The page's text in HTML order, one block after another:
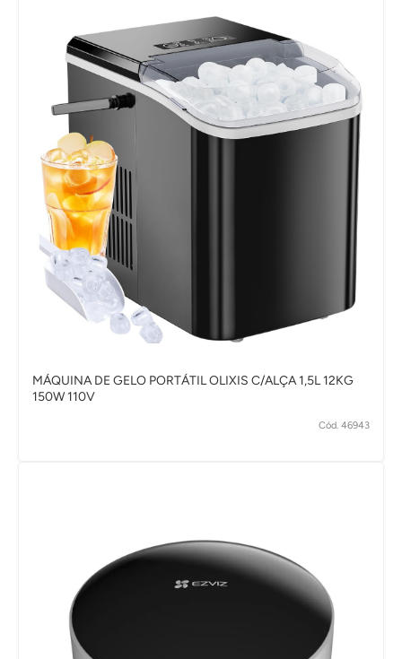
MÁQUINA DE GELO PORTÁTIL OLIXIS C/ALÇA 1,5L 12KG
150W 110V
Cód. 46943